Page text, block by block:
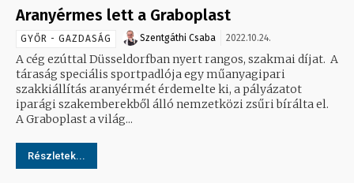
Aranyérmes lett a Graboplast
GYŐR - GAZDASÁG Szentgáthi Csaba 2022.10.24.
A cég ezúttal Düsseldorfban nyert rangos, szakmai díjat. A
táraság speciális sportpadlója egy műanyagipari
szakkiállítás aranyérmét érdemelte ki, a pályázatot
iparági szakemberekből álló nemzetközi zsűri bírálta el.
A Graboplast a világ...
Részletek...